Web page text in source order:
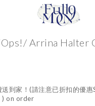
Arrina Halter
送到家！(請注意已折扣的優
) on order